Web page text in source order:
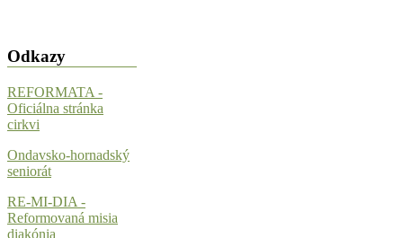
Odkazy
REFORMATA -
Oficiálna stránka
cirkvi
Ondavsko-hornadský
seniorát
RE-MI-DIA -
Reformovaná misia
diakónia